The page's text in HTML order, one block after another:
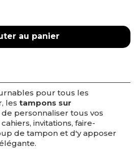
au panier
pour tous les
les tampons sur
personnaliser tous vos
invitations, faire-
de tampon et d'y apposer